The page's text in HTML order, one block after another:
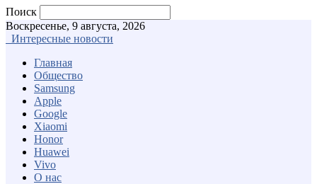
Поиск
Воскресенье, 9 августа, 2026
Интересные новости
Главная
Общество
Samsung
Apple
Google
Xiaomi
Honor
Huawei
Vivo
О нас